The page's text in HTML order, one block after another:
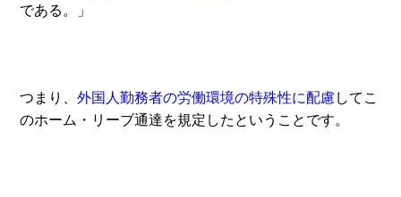
である。」
つまり、外国人勤務者の労働環境の特殊性に配慮 してこ
のホーム・リーブ通達を規定したということです。